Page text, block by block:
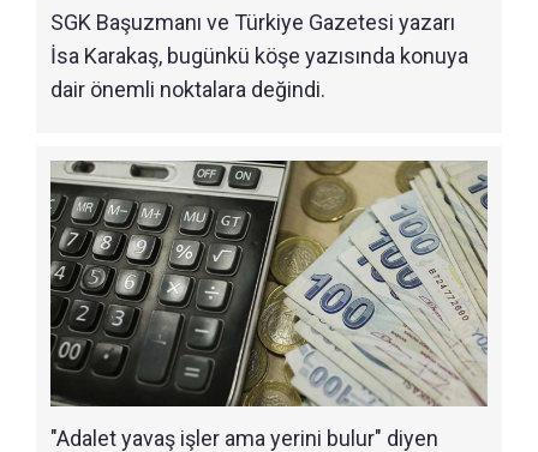
SGK Başuzmanı ve Türkiye Gazetesi yazarı
İsa Karakaş, bugünkü köşe yazısında konuya
dair önemli noktalara değindi.
"Adalet yavaş işler ama yerini bulur" diyen